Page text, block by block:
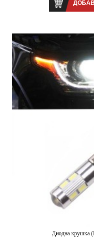
Диодна крушка